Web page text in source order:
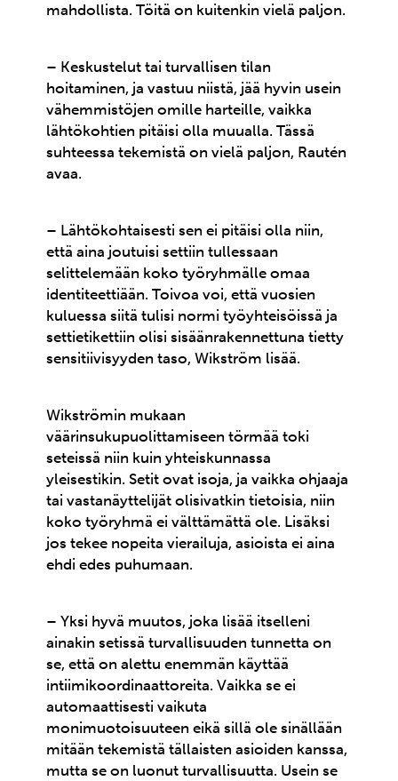
mahdollista. Töitä on kuitenkin vielä paljon.
– Keskustelut tai turvallisen tilan
hoitaminen, ja vastuu niistä, jää hyvin usein
vähemmistöjen omille harteille, vaikka
lähtökohtien pitäisi olla muualla. Tässä
suhteessa tekemistä on vielä paljon, Rautén
avaa.
– Lähtökohtaisesti sen ei pitäisi olla niin,
että aina joutuisi settiin tullessaan
selittelemään koko työryhmälle omaa
identiteettiään. Toivoa voi, että vuosien
kuluessa siitä tulisi normi työyhteisöissä ja
settietikettiin olisi sisäänrakennettuna tietty
sensitiivisyyden taso, Wikström lisää.
Wikströmin mukaan
väärinsukupuolittamiseen törmää toki
seteissä niin kuin yhteiskunnassa
yleisestikin. Setit ovat isoja, ja vaikka ohjaaja
tai vastanäyttelijät olisivatkin tietoisia, niin
koko työryhmä ei välttämättä ole. Lisäksi
jos tekee nopeita vierailuja, asioista ei aina
ehdi edes puhumaan.
– Yksi hyvä muutos, joka lisää itselleni
ainakin setissä turvallisuuden tunnetta on
se, että on alettu enemmän käyttää
intiimikoordinaattoreita. Vaikka se ei
automaattisesti vaikuta
monimuotoisuuteen eikä sillä ole sinällään
mitään tekemistä tällaisten asioiden kanssa,
mutta se on luonut turvallisuutta. Usein se